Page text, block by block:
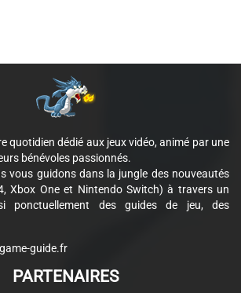
quotidien dédié aux jeux vidéo, animé par une
bénévoles passionnés.
vous guidons dans la jungle des nouveautés
Xbox One et Nintendo Switch) à travers un
ponctuellement des guides de jeu, des
guide.fr
PARTENAIRES